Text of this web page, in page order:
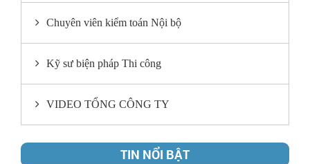
Chuyên viên kiểm toán Nội bộ
Kỹ sư biện pháp Thi công
VIDEO TỔNG CÔNG TY
TIN NỔI BẬT